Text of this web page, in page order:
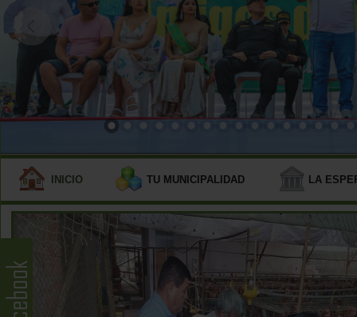
INICIO TU MUNICIPALIDAD LA